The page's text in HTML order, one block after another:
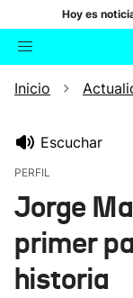
Hoy es
Buscador
Inicio
Escuchar
PERFIL
Jorge
primer
historia